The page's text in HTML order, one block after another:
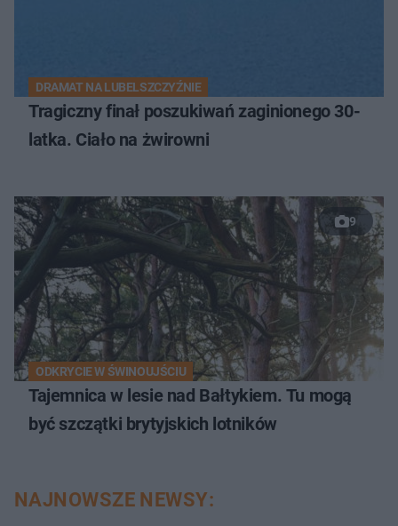
DRAMAT NA LUBELSZCZYŹNIE
Tragiczny finał poszukiwań zaginionego 30-
latka. Ciało na żwirowni
9
ODKRYCIE W ŚWINOUJŚCIU
Tajemnica w lesie nad Bałtykiem. Tu mogą
być szczątki brytyjskich lotników
NAJNOWSZE NEWSY: